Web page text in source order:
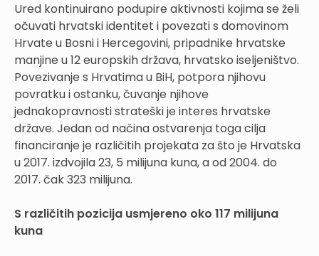
Ured kontinuirano podupire aktivnosti kojima se želi
očuvati hrvatski identitet i povezati s domovinom
Hrvate u Bosni i Hercegovini, pripadnike hrvatske
manjine u 12 europskih država, hrvatsko iseljeništvo.
Povezivanje s Hrvatima u BiH, potpora njihovu
povratku i ostanku, čuvanje njihove
jednakopravnosti strateški je interes hrvatske
države. Jedan od načina ostvarenja toga cilja
financiranje je različitih projekata za što je Hrvatska
u 2017. izdvojila 23, 5 milijuna kuna, a od 2004. do
2017. čak 323 milijuna.
S različitih pozicija usmjereno oko 117 milijuna
kuna